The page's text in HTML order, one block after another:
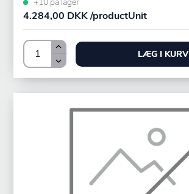
4.284,00 DKK /productUnit
LÆG I KURV